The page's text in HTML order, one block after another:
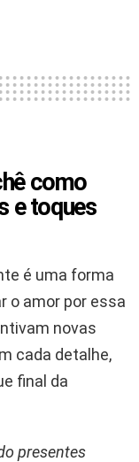
como
e toques
é uma forma
o amor por essa
novas
cada detalhe,
final da
presentes